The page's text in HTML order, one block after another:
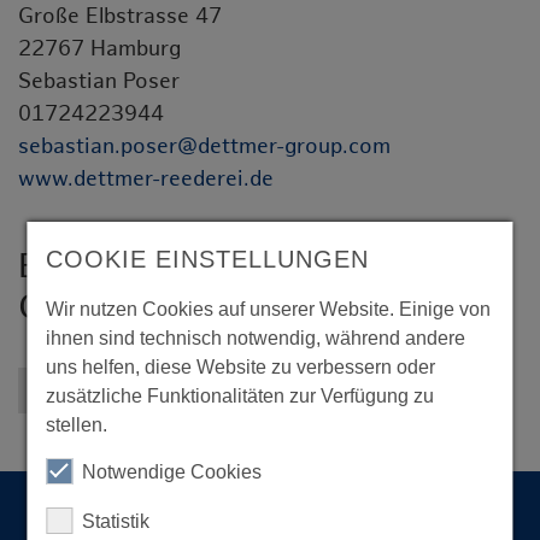
COOKIE EINSTELLUNGEN
Wir nutzen Cookies auf unserer Website. Einige von
ihnen sind technisch notwendig, während andere
uns helfen, diese Website zu verbessern oder
zusätzliche Funktionalitäten zur Verfügung zu
stellen.
Notwendige Cookies
Statistik
B. Dettmer Reederei GmbH &
Co. KG
Große Elbstrasse 47
22767 Hamburg
Sebastian Poser
01724223944
sebastian.poser@dettmer-group.com
www.dettmer-reederei.de
Zurück zur Übersicht